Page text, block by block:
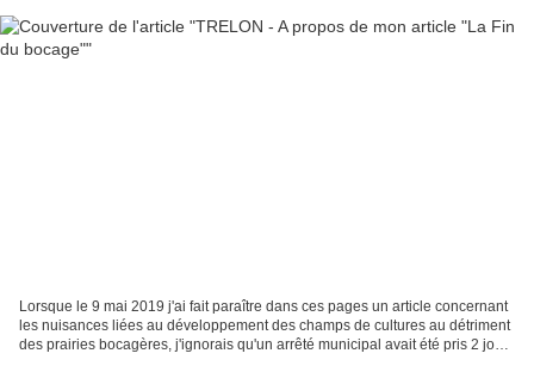
Lorsque le 9 mai 2019 j'ai fait paraître dans ces pages un article concernant
les nuisances liées au développement des champs de cultures au détriment
des prairies bocagères, j'ignorais qu'un arrêté municipal avait été pris 2 jours